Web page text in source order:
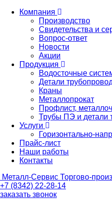
Компания
Производство
Свидетельства и
Вопрос-ответ
Новости
Акции
Продукция
Водосточные
Детали
Краны
Металлопрокат
Профлист,
Трубы ПЭ и детали
Услуги
Горизонтально-
Прайс-лист
Наши работы
Контакты
Металл-Сервис Торгово-
+7 (8342) 22-28-14
заказать звонок